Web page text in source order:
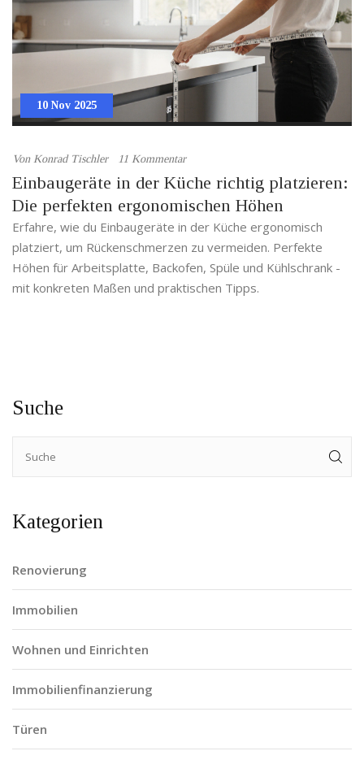
10 Nov 2025
Von Konrad Tischler 11 Kommentar
Einbaugeräte in der Küche richtig platzieren:
Die perfekten ergonomischen Höhen
Erfahre, wie du Einbaugeräte in der Küche ergonomisch
platziert, um Rückenschmerzen zu vermeiden. Perfekte
Höhen für Arbeitsplatte, Backofen, Spüle und Kühlschrank -
mit konkreten Maßen und praktischen Tipps.
Suche
Kategorien
Renovierung
Immobilien
Wohnen und Einrichten
Immobilienfinanzierung
Türen